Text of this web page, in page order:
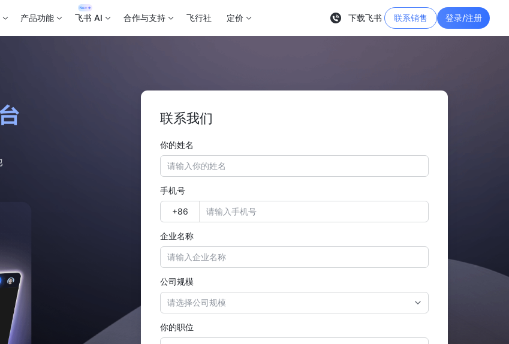
产品功能 飞书 AI 合作与支持 飞行社 定价 下载飞书 联系销售 登录/注册
联系我们
你的姓名
手机号
企业名称
公司规模
请选择公司规模
你的职位